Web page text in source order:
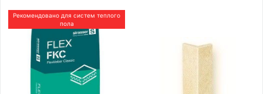
Рекомендовано для систем теплого
пола